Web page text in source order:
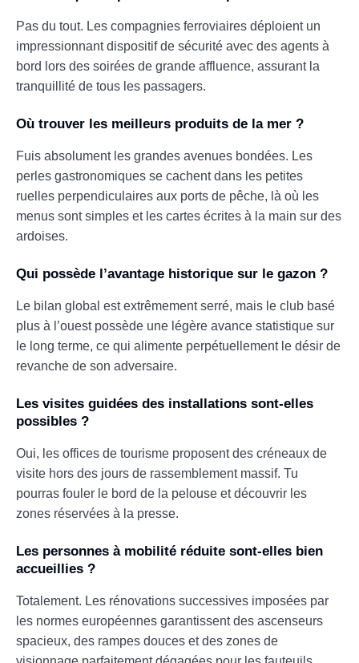
Pas du tout. Les compagnies ferroviaires déploient un
impressionnant dispositif de sécurité avec des agents à
bord lors des soirées de grande affluence, assurant la
tranquillité de tous les passagers.
Où trouver les meilleurs produits de la mer ?
Fuis absolument les grandes avenues bondées. Les
perles gastronomiques se cachent dans les petites
ruelles perpendiculaires aux ports de pêche, là où les
menus sont simples et les cartes écrites à la main sur des
ardoises.
Qui possède l’avantage historique sur le gazon ?
Le bilan global est extrêmement serré, mais le club basé
plus à l’ouest possède une légère avance statistique sur
le long terme, ce qui alimente perpétuellement le désir de
revanche de son adversaire.
Les visites guidées des installations sont-elles
possibles ?
Oui, les offices de tourisme proposent des créneaux de
visite hors des jours de rassemblement massif. Tu
pourras fouler le bord de la pelouse et découvrir les
zones réservées à la presse.
Les personnes à mobilité réduite sont-elles bien
accueillies ?
Totalement. Les rénovations successives imposées par
les normes européennes garantissent des ascenseurs
spacieux, des rampes douces et des zones de